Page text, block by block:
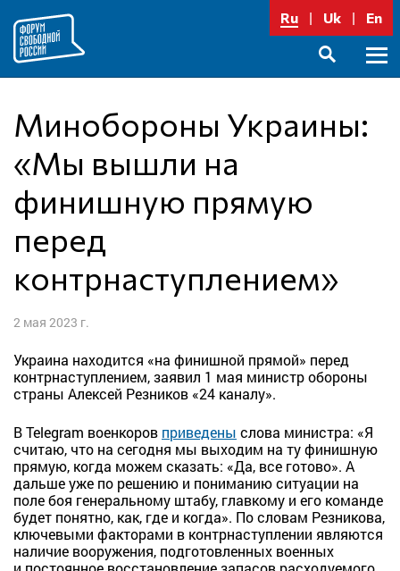
содержимому
Ru Uk En
Минобороны Украины:
«Мы вышли на
финишную прямую
перед
контрнаступлением»
2 мая 2023 г.
Украина находится «на финишной прямой» перед
контрнаступлением, заявил 1 мая министр обороны
страны Алексей Резников «24 каналу».
В Telegram военкоров приведены слова министра: «Я
считаю, что на сегодня мы выходим на ту финишную
прямую, когда можем сказать: «Да, все готово». А
дальше уже по решению и пониманию ситуации на
поле боя генеральному штабу, главкому и его команде
будет понятно, как, где и когда». По словам Резникова,
ключевыми факторами в контрнаступлении являются
наличие вооружения, подготовленных военных